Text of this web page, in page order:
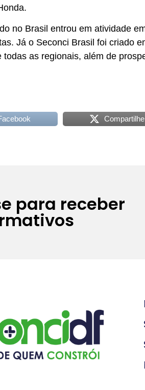
no Brasil entrou em atividade
Já o Seconci Brasil foi criado
todas as regionais, além de
para receber